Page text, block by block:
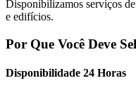
Disponibilizamos serviços
e edifícios.
Por Que Você Deve
Disponibilidade 24 Horas